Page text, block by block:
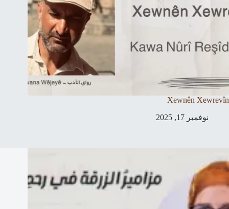
Xewnên Xewrevîn
نوفمبر 17, 2025